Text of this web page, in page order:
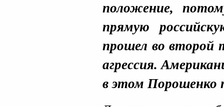
положение,
прямую
прошел во второй
агрессия.
в этом Порошенко